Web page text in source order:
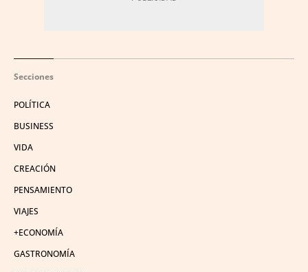
Secciones
POLÍTICA
BUSINESS
VIDA
CREACIÓN
PENSAMIENTO
VIAJES
+ECONOMÍA
GASTRONOMÍA